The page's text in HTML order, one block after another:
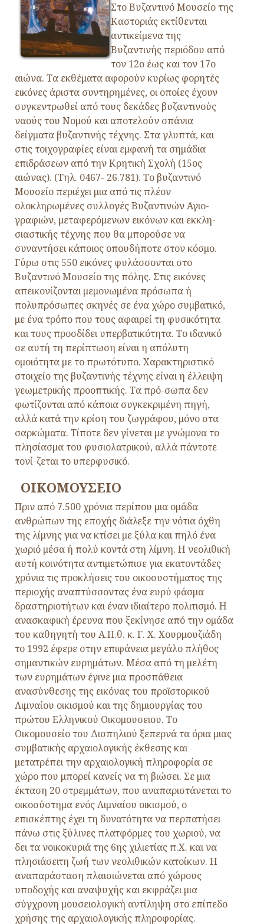
Στο Βυζαντινό Μουσείο της
Καστοριάς εκτίθενται
αντικείμενα της
Βυζαντινής περιόδου από
τον 12ο έως και τον 17ο
αιώνα. Τα εκθέματα αφορούν κυρίως φορητές
εικόνες άριστα συντηρημένες, οι οποίες έχουν
συγκεντρωθεί από τους δεκάδες βυζαντινούς
ναούς του Νομού και αποτελούν σπάνια
δείγματα βυζαντινής τέχνης. Στα γλυπτά, και
στις τοιχογραφίες είναι εμφανή τα σημάδια
επιδράσεων από την Κρητική Σχολή (15ος
αιώνας). (Τηλ. 0467- 26.781). Το βυζαντινό
Μουσείο περιέχει μια από τις πλέον
ολοκληρωμένες συλλογές Βυζαντινών Αγιο-
γραφιών, μεταφερόμενων εικόνων και εκκλη-
σιαστικής τέχνης που θα μπορούσε να
συναντήσει κάποιος οπουδήποτε στον κόσμο.
Γύρω στις 550 εικόνες φυλάσσονται στο
Βυζαντινό Μουσείο της πόλης. Στις εικόνες
απεικονίζονται μεμονωμένα πρόσωπα ή
πολυπρόσωπες σκηνές σε ένα χώρο συμβατικό,
με ένα τρόπο που τους αφαιρεί τη φυσικότητα
και τους προσδίδει υπερβατικότητα. Το ιδανικό
σε αυτή τη περίπτωση είναι η απόλυτη
ομοιότητα με το πρωτότυπο. Χαρακτηριστικό
στοιχείο της βυζαντινής τέχνης είναι η έλλειψη
γεωμετρικής προοπτικής. Τα πρό-σωπα δεν
φωτίζονται από κάποια συγκεκριμένη πηγή,
αλλά κατά την κρίση του ζωγράφου, μόνο στα
σαρκώματα. Τίποτε δεν γίνεται με γνώμονα το
πλησίασμα του φυσιολατρικού, αλλά πάντοτε
τονί-ζεται το υπερφυσικό.
ΟΙΚΟΜΟΥΣΕΙΟ
Πριν από 7.500 χρόνια περίπου μια ομάδα
ανθρώπων της εποχής διάλεξε την νότια όχθη
της λίμνης για να κτίσει με ξύλα και πηλό ένα
χωριό μέσα ή πολύ κοντά στη λίμνη. Η νεολιθική
αυτή κοινότητα αντιμετώπισε για εκατοντάδες
χρόνια τις προκλήσεις του οικοσυστήματος της
περιοχής αναπτύσσοντας ένα ευρύ φάσμα
δραστηριοτήτων και έναν ιδιαίτερο πολιτισμό. Η
ανασκαφική έρευνα που ξεκίνησε από την ομάδα
του καθηγητή του Α.Π.θ. κ. Γ. Χ. Χουρμουζιάδη
το 1992 έφερε στην επιφάνεια μεγάλο πλήθος
σημαντικών ευρημάτων. Μέσα από τη μελέτη
των ευρημάτων έγινε μια προσπάθεια
ανασύνθεσης της εικόνας του προϊστορικού
Λιμναίου οικισμού και της δημιουργίας του
πρώτου Ελληνικού Οικομουσειου. Το
Οικομουσείο του Δισπηλιού ξεπερνά τα όρια μιας
συμβατικής αρχαιολογικής έκθεσης και
μετατρέπει την αρχαιολογική πληροφορία σε
χώρο που μπορεί κανείς να τη βιώσει. Σε μια
έκταση 20 στρεμμάτων, που αναπαριστάνεται το
οικοσύστημα ενός Λιμναίου οικισμού, ο
επισκέπτης έχει τη δυνατότητα να περπατήσει
πάνω στις ξύλινες πλατφόρμες του χωριού, να
δει τα νοικοκυριά της 6ης χιλιετίας π.Χ. και να
πλησιάσειτη ζωή των νεολιθικών κατοίκων. Η
αναπαράσταση πλαισιώνεται από χώρους
υποδοχής και αναψυχής και εκφράζει μια
σύγχρονη μουσειολογική αντίληψη στο επίπεδο
χρήσης της αρχαιολογικής πληροφορίας.